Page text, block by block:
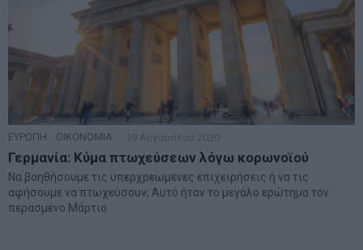
ΕΥΡΩΠΗ ΟΙΚΟΝΟΜΙΑ 19 Αυγούστου 2020
Γερμανία: Κύμα πτωχεύσεων λόγω κορωνοϊού
Να βοηθήσουμε τις υπερχρεωμένες επιχειρήσεις ή να τις
αφήσουμε να πτωχεύσουν; Αυτό ήταν το μεγάλο ερώτημα τον
περασμένο Μάρτιο